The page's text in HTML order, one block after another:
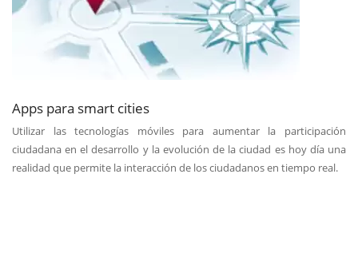
Apps para smart cities
Utilizar las tecnologías móviles para aumentar la participación
ciudadana en el desarrollo y la evolución de la ciudad es hoy día una
realidad que permite la interacción de los ciudadanos en tiempo real.